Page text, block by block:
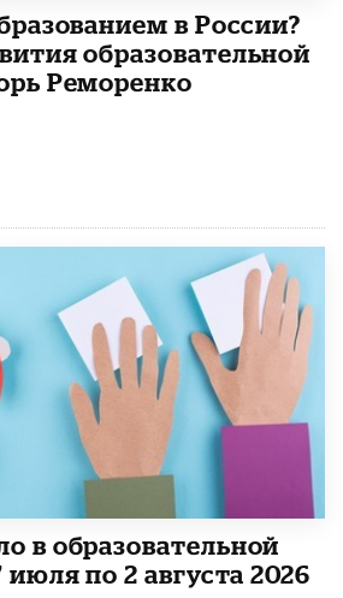
в России?
образовательной
Реморенко
в образовательной
июля по 2 августа 2026